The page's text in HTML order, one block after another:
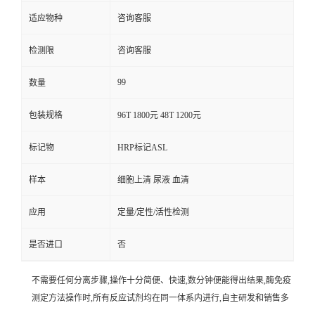
适应物种 咨询客服
检测限 咨询客服
数量 99
包装规格 96T 1800元 48T 1200元
标记物 HRP标记ASL
样本 细胞上清 尿液 血清
应用 定量/定性/活性检测
是否进口 否
不需要任何分离步骤,操作十分简便、快速,数分钟便能得出结果,酶免疫
测定方法操作时,所有反应试剂均在同一体系内进行,自主研发和销售多